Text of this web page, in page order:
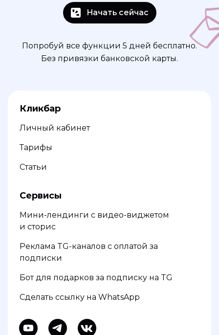
Начать сейчас
Попробуй все функции 5 дней бесплатно.
Без привязки банковской карты.
Кликбар
Личный кабинет
Тарифы
Статьи
Сервисы
Мини-лендинги с видео-виджетом
и сторис
Реклама TG-каналов с оплатой за
подписки
Бот для подарков за подписку на TG
Сделать ссылку на WhatsApp